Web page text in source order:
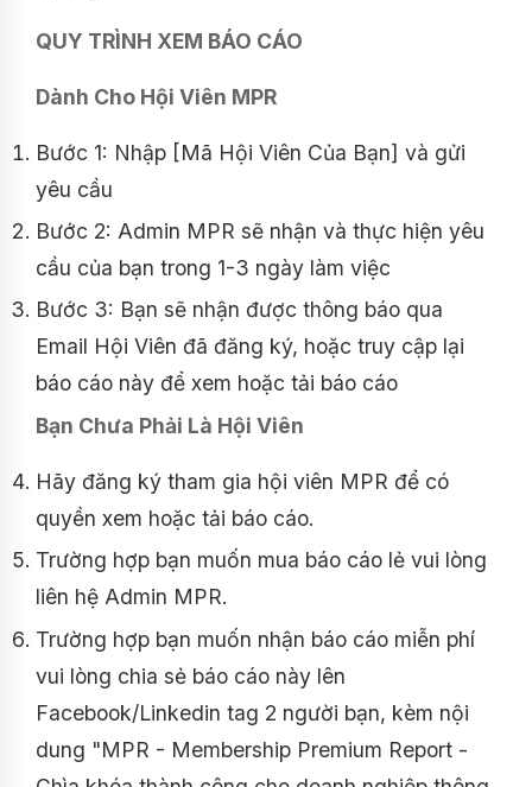
QUY TRÌNH XEM BÁO CÁO
Dành Cho Hội Viên MPR
Bước 1: Nhập [Mã Hội Viên Của Bạn] và gửi
yêu cầu
Bước 2: Admin MPR sẽ nhận và thực hiện yêu
cầu của bạn trong 1-3 ngày làm việc
Bước 3: Bạn sẽ nhận được thông báo qua
Email Hội Viên đã đăng ký, hoặc truy cập lại
báo cáo này để xem hoặc tải báo cáo
Bạn Chưa Phải Là Hội Viên
Hãy đăng ký tham gia hội viên MPR để có
quyền xem hoặc tải báo cáo.
Trường hợp bạn muốn mua báo cáo lẻ vui lòng
liên hệ Admin MPR.
Trường hợp bạn muốn nhận báo cáo miễn phí
vui lòng chia sẻ báo cáo này lên
Facebook/Linkedin tag 2 người bạn, kèm nội
dung "MPR - Membership Premium Report -